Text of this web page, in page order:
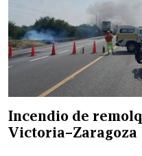
Incendio de
Victoria–Zaragoza